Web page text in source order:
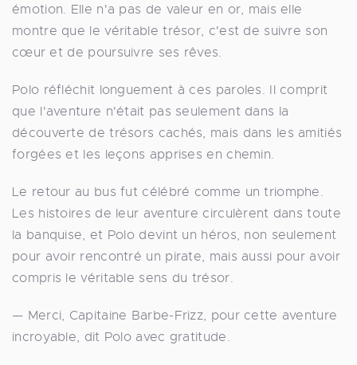
émotion. Elle n'a pas de valeur en or, mais elle
montre que le véritable trésor, c'est de suivre son
cœur et de poursuivre ses rêves.
Polo réfléchit longuement à ces paroles. Il comprit
que l'aventure n'était pas seulement dans la
découverte de trésors cachés, mais dans les amitiés
forgées et les leçons apprises en chemin.
Le retour au bus fut célébré comme un triomphe.
Les histoires de leur aventure circulèrent dans toute
la banquise, et Polo devint un héros, non seulement
pour avoir rencontré un pirate, mais aussi pour avoir
compris le véritable sens du trésor.
— Merci, Capitaine Barbe-Frizz, pour cette aventure
incroyable, dit Polo avec gratitude.